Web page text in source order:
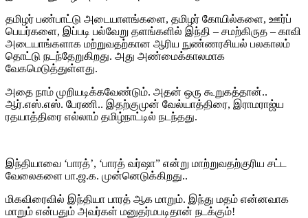
தமிழர் பண்பாட்டு அடையாளங்களை, தமிழர் கோயில்களை, ஊர்ப்
பெயர்களை, இப்படி பல்வேறு தளங்களில் இந்தி – சமற்கிருத – காவி
அடையாங்களாக மற்றுவதற்கான ஆரிய நுண்ணரசியல் பலகாலம்
தொட்டு நடந்தேறுகிறது. அது அண்மைக்காலமாக
வேகமெடுத்துள்ளது.
அதை நாம் முறியடிக்கவேண்டும். அதன் ஒரு கூறுகத்தான்..
ஆர்.எஸ்.எஸ். பேரணி.. இதற்குமுன் வேல்யாத்திரை, இராமராஜ்ய
ரதயாத்திரை எல்லாம் தமிழ்நாட்டில் நடந்தது.
இந்தியாவை ‘பாரத்’, ‘பாரத் வர்ஷா” என்று மாற்றுவதற்குரிய சட்ட
வேலைகளை பா.ஜ.க. முன்னெடுக்கிறது..
மிகவிரைவில் இந்தியா பாரத் ஆக மாறும். இந்து மதம் என்னவாக
மாறும் என்பதும் அவர்கள் மனுதர்மபடிதான் நடக்கும்!